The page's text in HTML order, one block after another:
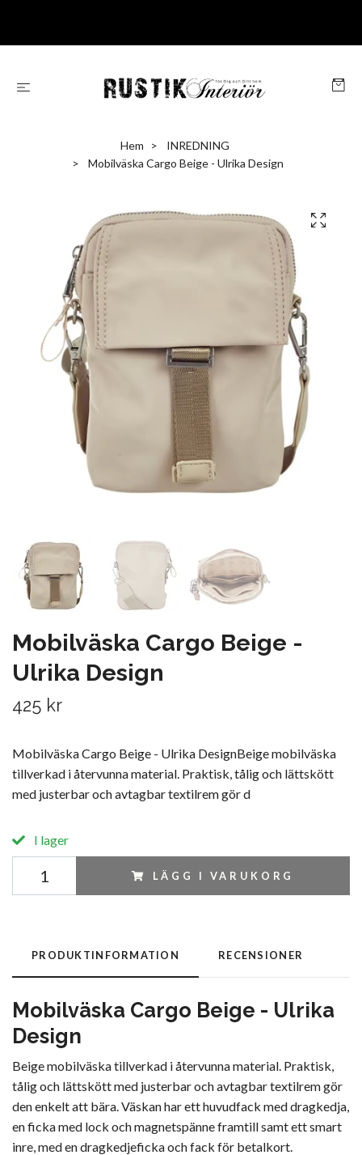
Hem
INREDNING
Mobilväska Cargo Beige - Ulrika Design
Mobilväska Cargo Beige -
Ulrika Design
425 kr
Mobilväska Cargo Beige - Ulrika DesignBeige mobilväska
tillverkad i återvunna material. Praktisk, tålig och lättskött
med justerbar och avtagbar textilrem gör d
I lager
LÄGG I VARUKORG
PRODUKTINFORMATION RECENSIONER
Mobilväska Cargo Beige - Ulrika
Design
Beige mobilväska tillverkad i återvunna material. Praktisk,
tålig och lättskött med justerbar och avtagbar textilrem gör
den enkelt att bära. Väskan har ett huvudfack med dragkedja,
en ficka med lock och magnetspänne framtill samt ett smart
inre, med en dragkedjeficka och fack för betalkort.